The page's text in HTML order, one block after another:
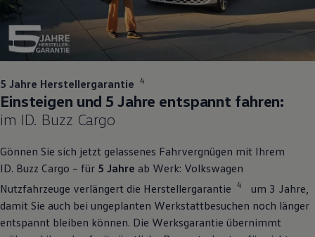
1
5 Jahre Herstellergarantie 4
Einsteigen und 5 Jahre entspannt fahren:
im ID. Buzz Cargo
Gönnen Sie sich jetzt gelassenes Fahrvergnügen mit Ihrem
ID. Buzz Cargo – für 5 Jahre ab Werk: Volkswagen
Nutzfahrzeuge verlängert die Herstellergarantie 4
um 3 Jahre,
damit Sie auch bei ungeplanten Werkstattbesuchen noch länger
entspannt bleiben können. Die Werksgarantie übernimmt